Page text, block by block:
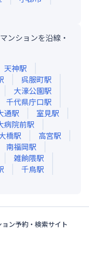
ンションを沿線・
天神駅
呉服町駅
大濠公園駅
千代県庁口駅
通駅 室見駅
病院前駅
橋駅 高宮駅
南福岡駅
雑餉隈駅
千鳥駅
ン予約・検索サイト